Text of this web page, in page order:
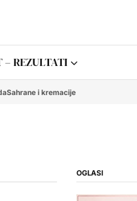
– REZULTATI
Sahrane i kremacije
OGLASI